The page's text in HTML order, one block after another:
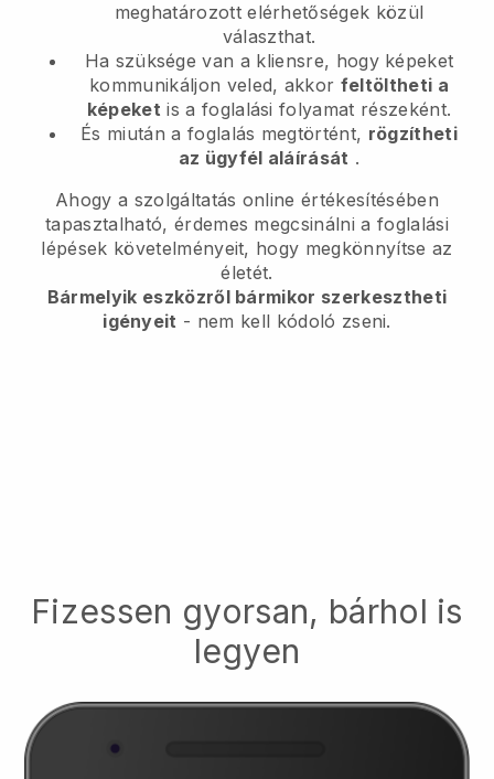
meghatározott elérhetőségek közül
választhat.
Ha szüksége van a kliensre, hogy képeket
kommunikáljon veled, akkor feltöltheti a
képeket is a foglalási folyamat részeként.
És miután a foglalás megtörtént, rögzítheti
az ügyfél aláírását .
Ahogy a szolgáltatás online értékesítésében
tapasztalható, érdemes megcsinálni a foglalási
lépések követelményeit, hogy megkönnyítse az
életét.
Bármelyik eszközről bármikor szerkesztheti
igényeit - nem kell kódoló zseni.
Fizessen gyorsan, bárhol is
legyen